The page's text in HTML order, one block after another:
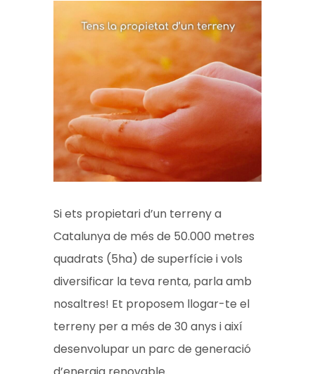
Si ets propietari d’un terreny a
Catalunya de més de 50.000 metres
quadrats ​​(5ha) de superfície i vols
diversificar la teva renta, parla amb
nosaltres! Et proposem llogar-te el
terreny per a més de 30 anys i així
desenvolupar un parc de generació